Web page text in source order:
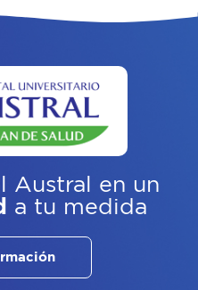
Austral
en un
a tu medida